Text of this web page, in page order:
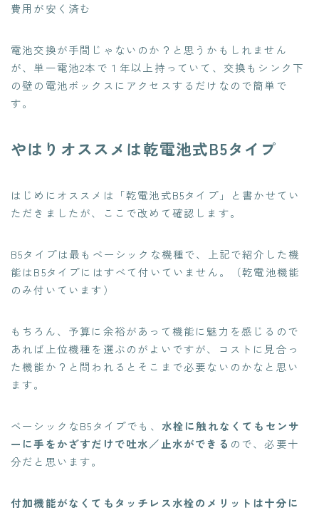
費用が安く済む
電池交換が手間じゃないのか？と思うかもしれません
が、単一電池2本で１年以上持っていて、交換もシンク下
の壁の電池ボックスにアクセスするだけなので簡単で
す。
やはりオススメは乾電池式B5タイプ
はじめにオススメは「乾電池式B5タイプ」と書かせてい
ただきましたが、ここで改めて確認します。
B5タイプは最もベーシックな機種で、上記で紹介した機
能はB5タイプにはすべて付いていません。（乾電池機能
のみ付いています）
もちろん、予算に余裕があって機能に魅力を感じるので
あれば上位機種を選ぶのがよいですが、コストに見合っ
た機能か？と問われるとそこまで必要ないのかなと思い
ます。
ベーシックなB5タイプでも、 水栓に触れなくてもセンサ
ーに手をかざすだけで吐水／止水ができる ので、必要十
分だと思います。
付加機能がなくてもタッチレス水栓のメリットは十分に